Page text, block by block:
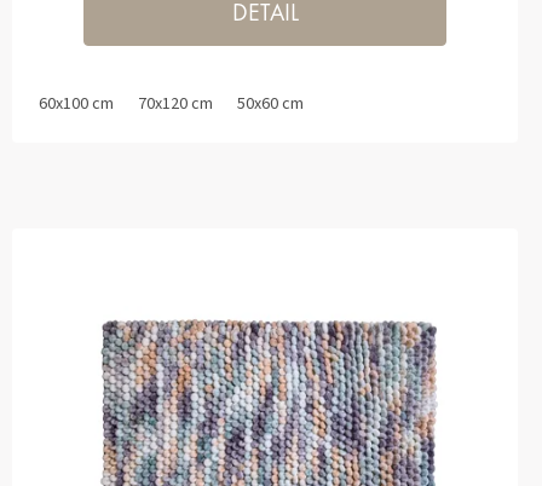
DETAIL
60x100 cm 70x120 cm 50x60 cm